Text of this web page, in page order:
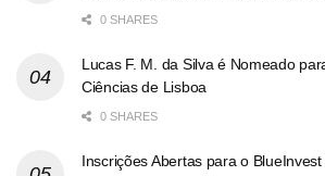
0 SHARES
Lucas F. M. da Silva é Nomeado
Ciências de Lisboa
0 SHARES
Inscrições Abertas para o